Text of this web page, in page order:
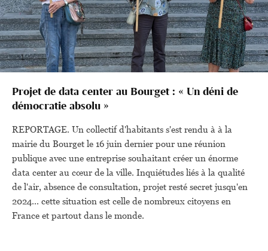
Projet de data center au Bourget : « Un déni de
démocratie absolu »
REPORTAGE. Un collectif d'habitants s'est rendu à à la
mairie du Bourget le 16 juin dernier pour une réunion
publique avec une entreprise souhaitant créer un énorme
data center au cœur de la ville. Inquiétudes liés à la qualité
de l'air, absence de consultation, projet resté secret jusqu'en
2024... cette situation est celle de nombreux citoyens en
France et partout dans le monde.